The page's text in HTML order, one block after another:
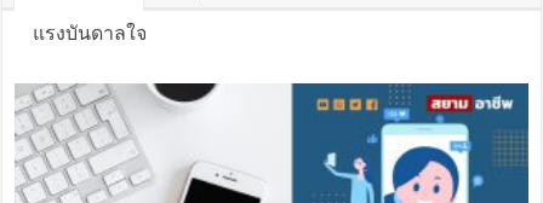
แรงบันดาลใจ